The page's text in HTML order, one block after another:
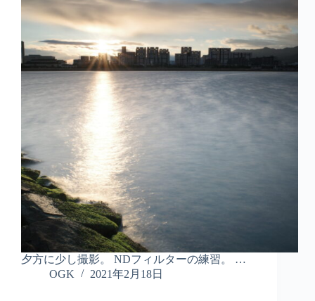
夕方に少し撮影。 NDフィルターの練習。 …
OGK
2021年2月18日